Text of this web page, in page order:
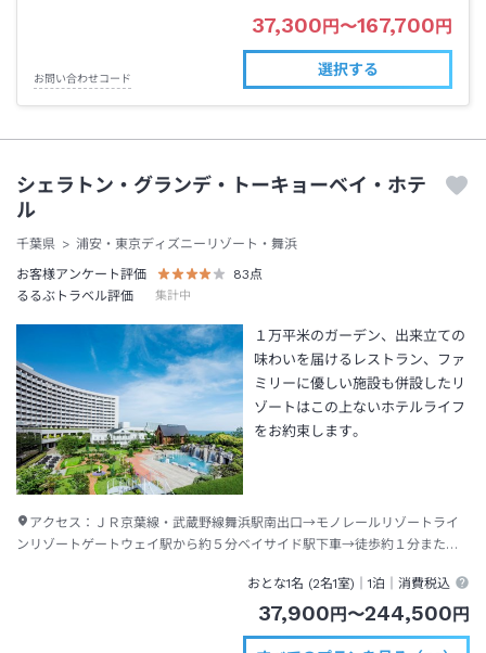
37,300円〜167,700円
お問い合わせコード
選択する
シェラトン・グランデ・トーキョーベイ・ホテ
ル
千葉県
浦安・東京ディズニーリゾート・舞浜
お客様アンケート評価
83点
るるぶトラベル評価
集計中
１万平米のガーデン、出来立ての
味わいを届けるレストラン、ファ
ミリーに優しい施設も併設したリ
ゾートはこの上ないホテルライフ
をお約束します。
アクセス： ＪＲ京葉線・武蔵野線舞浜駅南出口→モノレールリゾートライ
ンリゾートゲートウェイ駅から約５分ベイサイド駅下車→徒歩約１分または
おとな1名 (2名1室)｜1泊 ｜消費税込
37,900円〜244,500円